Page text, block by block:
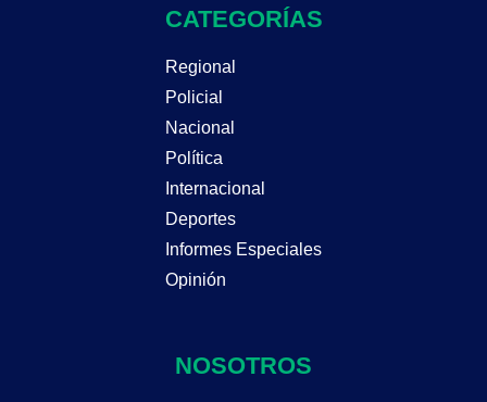
CATEGORÍAS
Regional
Policial
Nacional
Política
Internacional
Deportes
Informes Especiales
Opinión
NOSOTROS